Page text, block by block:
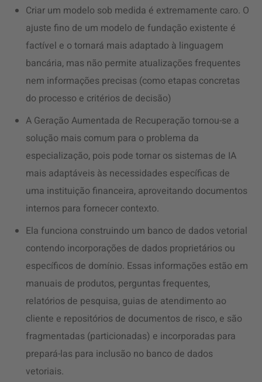
Criar um modelo sob medida é extremamente caro. O
ajuste fino de um modelo de fundação existente é
factível e o tornará mais adaptado à linguagem
bancária, mas não permite atualizações frequentes
nem informações precisas (como etapas concretas
do processo e critérios de decisão)
A Geração Aumentada de Recuperação tornou-se a
solução mais comum para o problema da
especialização, pois pode tornar os sistemas de IA
mais adaptáveis ​​às necessidades específicas de
uma instituição financeira, aproveitando documentos
internos para fornecer contexto.
Ela funciona construindo um banco de dados vetorial
contendo incorporações de dados proprietários ou
específicos de domínio. Essas informações estão em
manuais de produtos, perguntas frequentes,
relatórios de pesquisa, guias de atendimento ao
cliente e repositórios de documentos de risco, e são
fragmentadas (particionadas) e incorporadas para
prepará-las para inclusão no banco de dados
vetoriais.